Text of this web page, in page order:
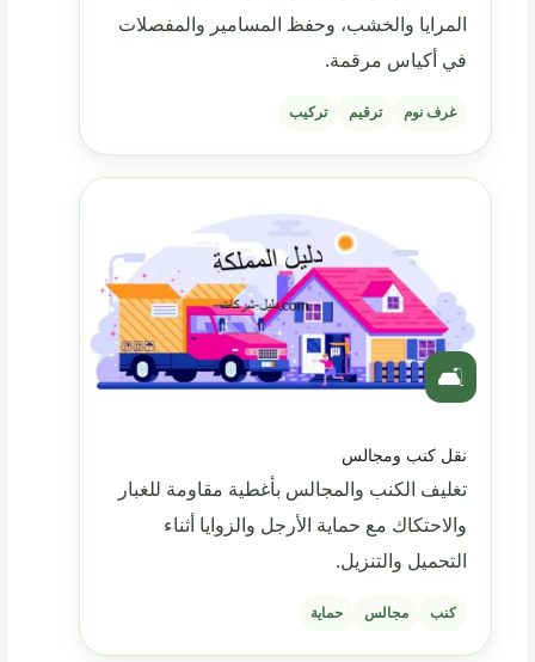
المرايا والخشب، وحفظ المسامير والمفصلات
في أكياس مرقمة.
غرف نوم ترقيم تركيب
🛋️
نقل كنب ومجالس
تغليف الكنب والمجالس بأغطية مقاومة للغبار
والاحتكاك مع حماية الأرجل والزوايا أثناء
التحميل والتنزيل.
كنب مجالس حماية